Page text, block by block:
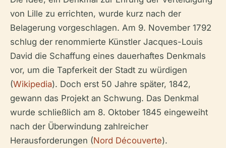
von Lille zu errichten, wurde kurz nach der
Belagerung vorgeschlagen. Am 9. November 1792
schlug der renommierte Künstler Jacques-Louis
David die Schaffung eines dauerhaftes Denkmals
vor, um die Tapferkeit der Stadt zu würdigen
(Wikipedia). Doch erst 50 Jahre später, 1842,
gewann das Projekt an Schwung. Das Denkmal
wurde schließlich am 8. Oktober 1845 eingeweiht
nach der Überwindung zahlreicher
Herausforderungen (Nord Découverte).